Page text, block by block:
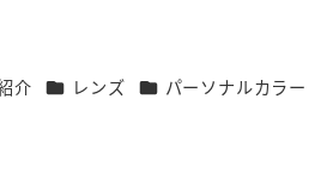
ー介 カテゴリー
レンズ カテゴリー
パーソナルカラー